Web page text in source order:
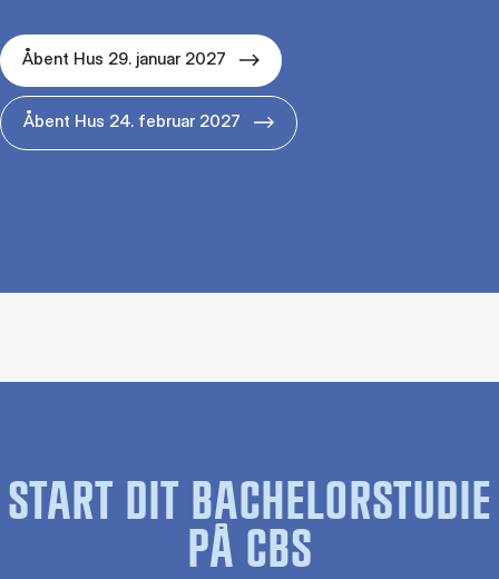
Åbent Hus 29. januar 2027
Åbent Hus 24. februar 2027
START DIT BACHELORSTUDIE
PÅ CBS